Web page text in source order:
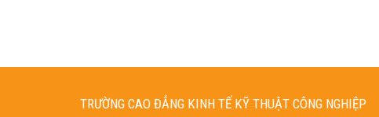
TRƯỜNG CAO ĐẲNG KINH TẾ KỸ THUẬT CÔNG NGHIỆP